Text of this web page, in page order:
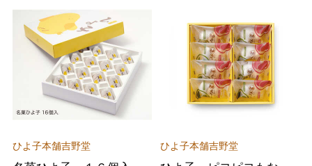
ひよ子本舗吉野堂 ひよ子本舗吉野堂